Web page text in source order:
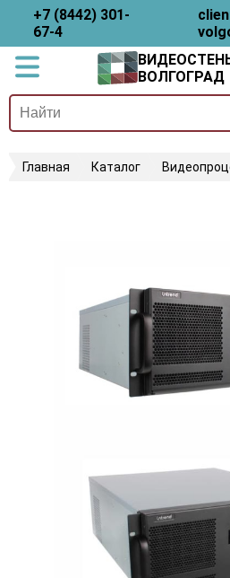
+7 (8442) 301-
67-4
ВОЛГОГРАД
Главная Каталог